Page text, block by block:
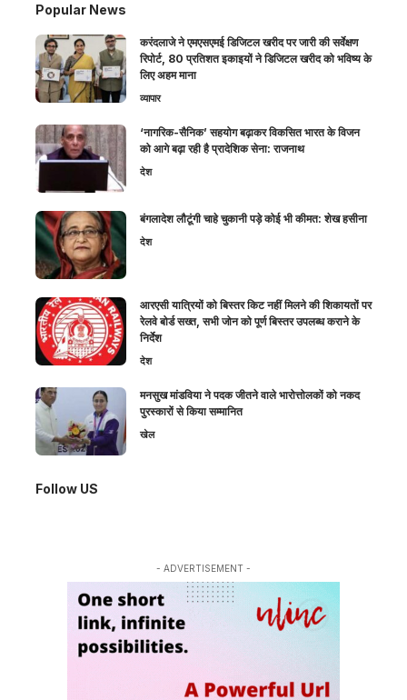
Popular News
करंदलाजे ने एमएसएमई डिजिटल खरीद पर जारी की सर्वेक्षण
रिपोर्ट, 80 प्रतिशत इकाइयों ने डिजिटल खरीद को भविष्य के
लिए अहम माना
व्यापार
‘नागरिक-सैनिक’ सहयोग बढ़ाकर विकसित भारत के विजन
को आगे बढ़ा रही है प्रादेशिक सेना: राजनाथ
देश
बंगलादेश लौटूंगी चाहे चुकानी पड़े कोई भी कीमत: शेख हसीना
देश
आरएसी यात्रियों को बिस्तर किट नहीं मिलने की शिकायतों पर
रेलवे बोर्ड सख्त, सभी जोन को पूर्ण बिस्तर उपलब्ध कराने के
निर्देश
देश
मनसुख मांडविया ने पदक जीतने वाले भारोत्तोलकों को नकद
पुरस्कारों से किया सम्मानित
खेल
Follow US
- ADVERTISEMENT -